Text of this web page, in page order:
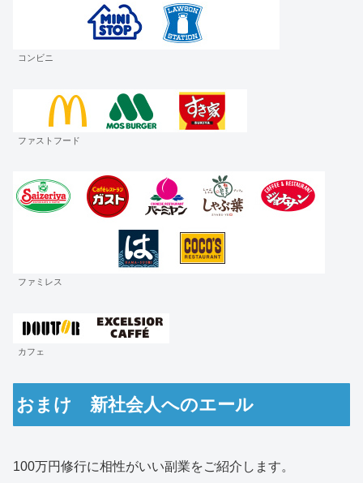
コンビニ
ファストフード
ファミレス
カフェ
おまけ 新社会人へのエール
100万円修行に相性がいい副業をご紹介します。